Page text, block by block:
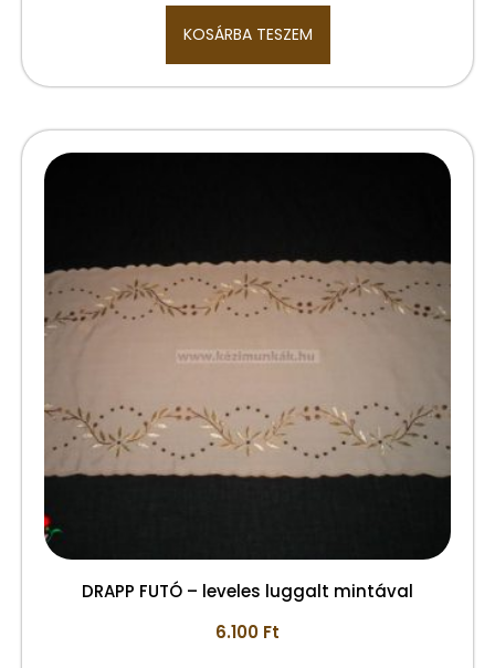
KOSÁRBA TESZEM
DRAPP FUTÓ – leveles luggalt mintával
6.100 Ft